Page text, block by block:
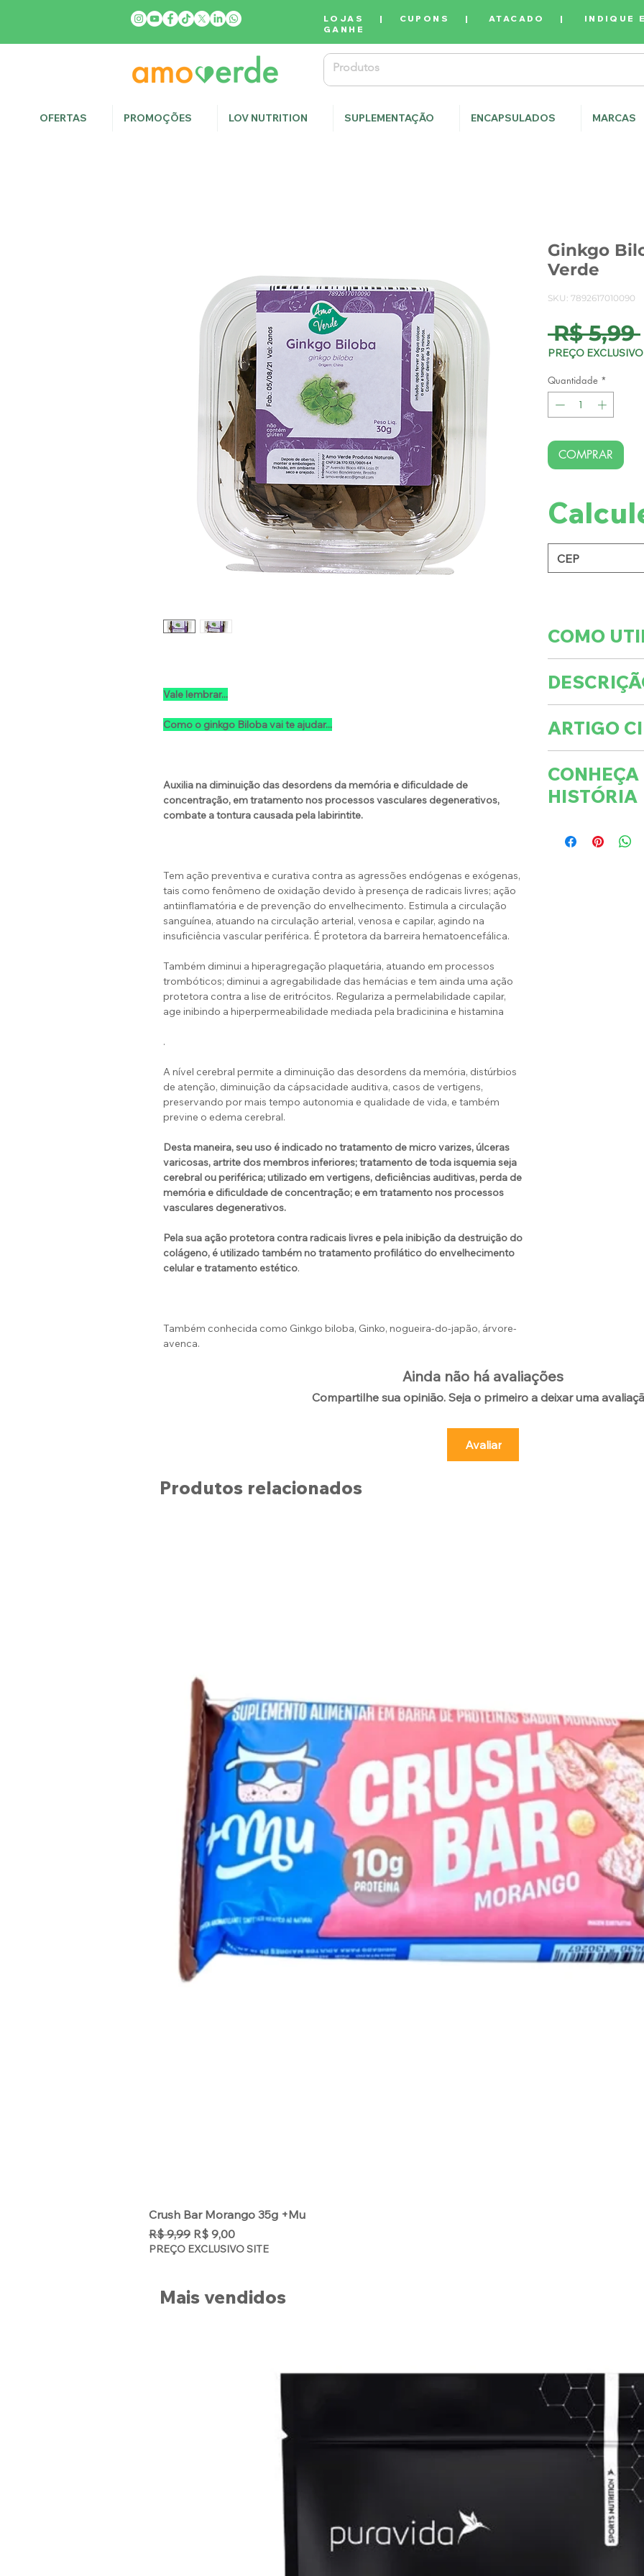
LOJAS | CUPONS |ATACADO | INDIQUE
GANHE
Vale lembrar...
Como o ginkgo Biloba vai te ajudar...
Auxilia na diminuição das desordens da memória e dificuldade de
concentração, em tratamento nos processos vasculares degenerativos,
combate a tontura causada pela labirintite.
Tem ação preventiva e curativa contra as agressões endógenas e exógenas,
tais como fenômeno de oxidação devido à presença de radicais livres; ação
antiinflamatória e de prevenção do envelhecimento. Estimula a circulação
sanguínea, atuando na circulação arterial, venosa e capilar, agindo na
insuficiência vascular periférica. É protetora da barreira hematoencefálica.
Também diminui a hiperagregação plaquetária, atuando em processos
trombóticos; diminui a agregabilidade das hemácias e tem ainda uma ação
protetora contra a lise de eritrócitos. Regulariza a permelabilidade capilar,
age inibindo a hiperpermeabilidade mediada pela bradicinina e histamina
.
A nível cerebral permite a diminuição das desordens da memória, distúrbios
de atenção, diminuição da cápsacidade auditiva, casos de vertigens,
preservando por mais tempo autonomia e qualidade de vida, e também
previne o edema cerebral.
Desta maneira, seu uso é indicado no tratamento de micro varizes, úlceras
varicosas, artrite dos membros inferiores; tratamento de toda isquemia seja
cerebral ou periférica; utilizado em vertigens, deficiências auditivas, perda de
memória e dificuldade de concentração; e em tratamento nos processos
vasculares degenerativos.
Pela sua ação protetora contra radicais livres e pela inibição da destruição do
colágeno, é utilizado também no tratamento profilático do envelhecimento
celular e tratamento estético.
Também conhecida como Ginkgo biloba, Ginko, nogueira-do-japão, árvore-
avenca.
Ginkgo
Verde
SKU: 7892617010090
R$ 5,99
PREÇO
Quantidade *
COMPRAR
COMO
fervente a 1
de 5 a 10
coar o chá antes
Cada pote
NOME
Ginkgo biloba L.
Não contém
para melhor
ARTIGO
Ginkgo Biloba
HISTÓRIA
do mundo,
Ainda não há avaliações
Compartilhe sua opinião. Seja o primeiro a deixar uma
Avaliar
Produtos relacionados
Crush Bar Morango 35g +Mu
Preço normal
R$ 9,99 Preço promocional
R$ 9,00
PREÇO EXCLUSIVO SITE
Mais vendidos
OFERTAS PROMOÇÕES LOV NUTRITION SUPLEMENTAÇÃO ENCAPSULADOS MARCAS